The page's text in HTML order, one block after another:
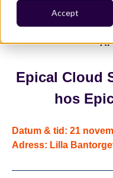
Accept
Epical Cloud
hos
Datum & tid: 21
Adress: Lilla